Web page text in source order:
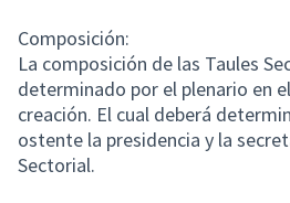
Composición:
La composición de las Taules
determinado por el plenario en
creación. El cual deberá
ostente la presidencia y la
Sectorial.